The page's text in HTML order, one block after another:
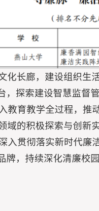
化长廊，建设组织生
探索建设智慧监督
育教学全过程，推动
域的积极探索与创
入贯彻落实新时代
牌，持续深化清廉